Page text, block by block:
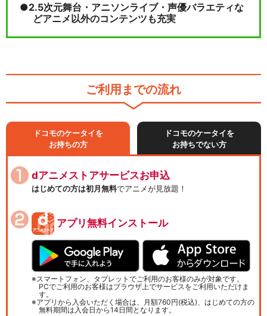
2.5次元舞台・アニソンライブ・声優バラエティな
どアニメ以外のコンテンツも充実
ご利用までの流れ
ドコモのケータイを
お持ちの方
ドコモのケータイを
お持ちでない方
dアニメストアサービスお申込
はじめての方は初月無料でアニメが見放題！
アプリ無料インストール
スマートフォン、タブレットでご利用のお客様のみが対象です。
PCでご利用のお客様はブラウザ上でサービスをご利用いただけま
す。
アプリから入会いただく場合は、月額760円(税込)、はじめての方の
無料期間は入会日から14日間となります。